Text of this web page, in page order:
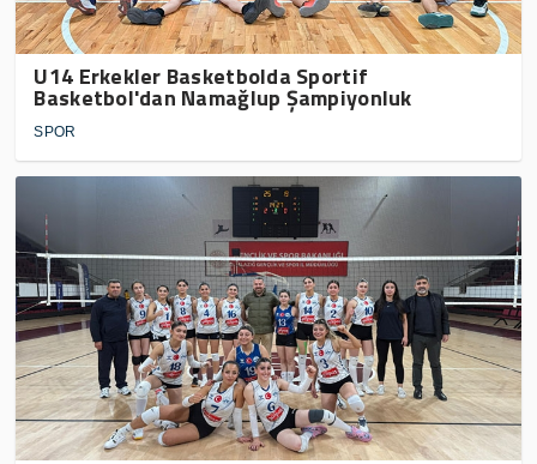
U14 Erkekler Basketbolda Sportif
Basketbol'dan Namağlup Şampiyonluk
SPOR